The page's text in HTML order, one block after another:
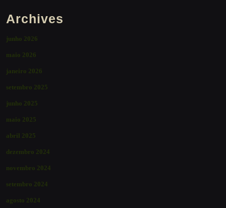
Archives
junho 2026
maio 2026
janeiro 2026
setembro 2025
junho 2025
maio 2025
abril 2025
dezembro 2024
novembro 2024
setembro 2024
agosto 2024